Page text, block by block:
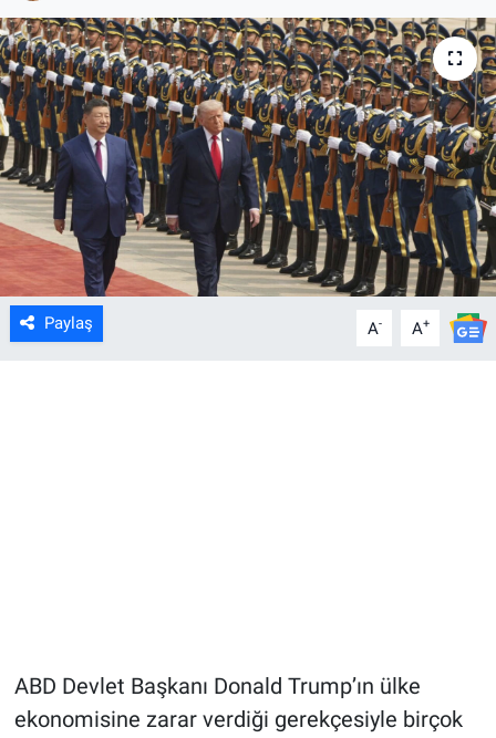
Paylaş A- A+
ABD Devlet Başkanı Donald Trump’ın ülke
ekonomisine zarar verdiği gerekçesiyle birçok